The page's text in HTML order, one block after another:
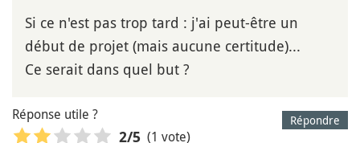
Si ce n'est pas trop tard : j'ai peut-être un
début de projet (mais aucune certitude)...
Ce serait dans quel but ?
Répondre
Réponse utile ?
2/5 (1 vote)